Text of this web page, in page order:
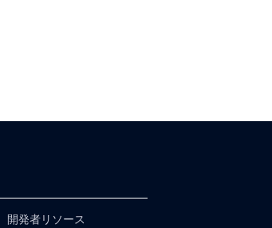
開発者リソース